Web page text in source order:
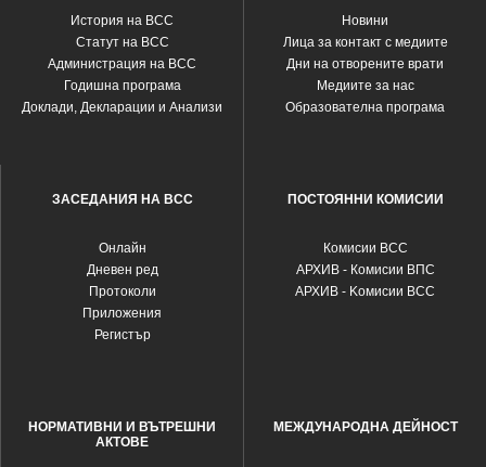
История на ВСС
Статут на ВСС
Администрация на ВСС
Годишна програма
Доклади, Декларации и Анализи
Новини
Лица за контакт с медиите
Дни на отворените врати
Медиите за нас
Образователна програма
ЗАСЕДАНИЯ НА ВСС
Oнлайн
Дневен ред
Протоколи
Приложения
Регистър
ПОСТОЯННИ КОМИСИИ
Комисии ВСС
АРХИВ - Комисии ВПС
АРХИВ - Kомисии ВСС
НОРМАТИВНИ И ВЪТРЕШНИ
АКТОВЕ
МЕЖДУНАРОДНА ДЕЙНОСТ